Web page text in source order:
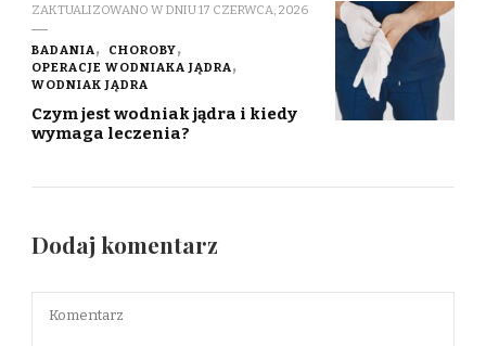
ZAKTUALIZOWANO W DNIU17 CZERWCA, 2026
BADANIA
CHOROBY
OPERACJE WODNIAKA JĄDRA
WODNIAK JĄDRA
Czym jest wodniak jądra i kiedy
wymaga leczenia?
Dodaj komentarz